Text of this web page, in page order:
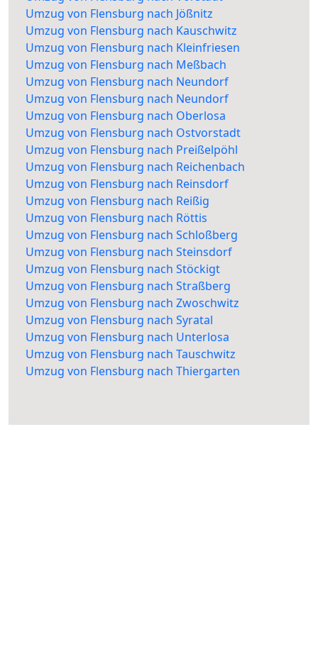
Umzug von Flensburg nach Jößnitz
Umzug von Flensburg nach Kauschwitz
Umzug von Flensburg nach Kleinfriesen
Umzug von Flensburg nach Meßbach
Umzug von Flensburg nach Neundorf
Umzug von Flensburg nach Neundorf
Umzug von Flensburg nach Oberlosa
Umzug von Flensburg nach Ostvorstadt
Umzug von Flensburg nach Preißelpöhl
Umzug von Flensburg nach Reichenbach
Umzug von Flensburg nach Reinsdorf
Umzug von Flensburg nach Reißig
Umzug von Flensburg nach Röttis
Umzug von Flensburg nach Schloßberg
Umzug von Flensburg nach Steinsdorf
Umzug von Flensburg nach Stöckigt
Umzug von Flensburg nach Straßberg
Umzug von Flensburg nach Zwoschwitz
Umzug von Flensburg nach Syratal
Umzug von Flensburg nach Unterlosa
Umzug von Flensburg nach Tauschwitz
Umzug von Flensburg nach Thiergarten